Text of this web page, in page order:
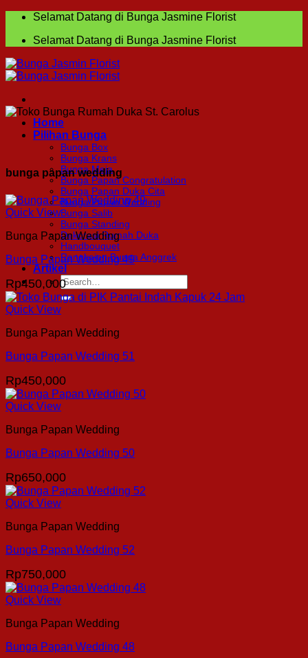
Skip
content
Selamat Datang di Bunga Jasmine Florist
Selamat Datang di Bunga Jasmine Florist
Home
Pilihan Bunga
Bunga Box
Bunga Krans
Bunga Meja
Bunga Papan Congratulation
Bunga Papan Duka Cita
Bunga Papan Wedding
Bunga Salib
Bunga Standing
Dekorasi Rumah Duka
Handbouquet
Rangkaian Bunga Anggrek
Artikel
Search
for:
bunga papan wedding
Quick View
Bunga Papan Wedding
Bunga Papan Wedding 49
Rp450,000
Quick View
Bunga Papan Wedding
Bunga Papan Wedding 51
Rp450,000
Quick View
Bunga Papan Wedding
Bunga Papan Wedding 50
Rp650,000
Quick View
Bunga Papan Wedding
Bunga Papan Wedding 52
Rp750,000
Quick View
Bunga Papan Wedding
Bunga Papan Wedding 48